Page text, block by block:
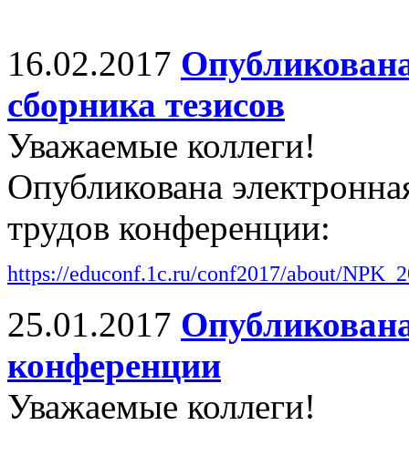
16.02.2017
сборника тезисов
Уважаемые коллеги!
Опубликована
трудов конференции:
https://educonf.1c.ru/conf2017/about/
25.01.2017
конференции
Уважаемые коллеги!